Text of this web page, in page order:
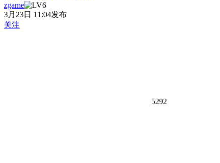
zgame
3月23日 11:04发布
关注
5292